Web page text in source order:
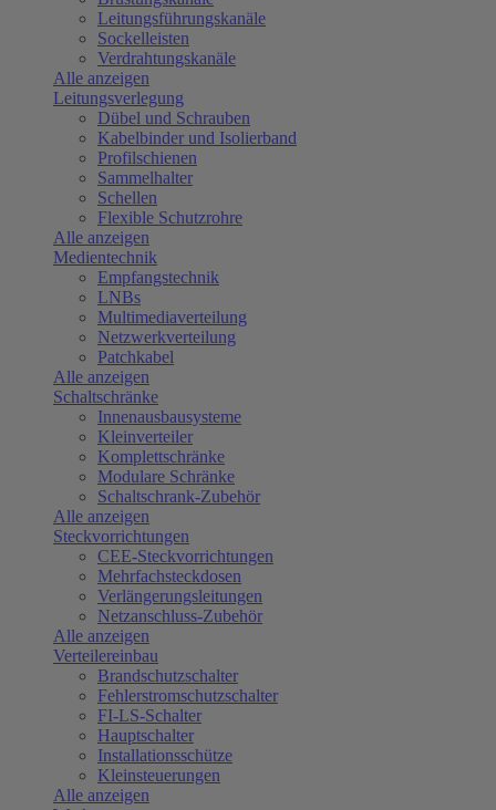
Leitungsführungskanäle
Sockelleisten
Verdrahtungskanäle
Alle anzeigen
Leitungsverlegung
Dübel und Schrauben
Kabelbinder und Isolierband
Profilschienen
Sammelhalter
Schellen
Flexible Schutzrohre
Alle anzeigen
Medientechnik
Empfangstechnik
LNBs
Multimediaverteilung
Netzwerkverteilung
Patchkabel
Alle anzeigen
Schaltschränke
Innenausbausysteme
Kleinverteiler
Komplettschränke
Modulare Schränke
Schaltschrank-Zubehör
Alle anzeigen
Steckvorrichtungen
CEE-Steckvorrichtungen
Mehrfachsteckdosen
Verlängerungsleitungen
Netzanschluss-Zubehör
Alle anzeigen
Verteilereinbau
Brandschutzschalter
Fehlerstromschutzschalter
FI-LS-Schalter
Hauptschalter
Installationsschütze
Kleinsteuerungen
Alle anzeigen